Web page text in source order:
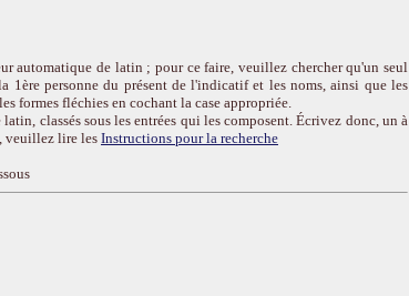
automatique de latin ; pour ce faire, veuillez chercher qu'un seul
1ère personne du présent de l'indicatif et les noms, ainsi que les
formes fléchies en cochant la case appropriée.
classés sous les entrées qui les composent. Écrivez donc, un à
veuillez lire lesInstructions pour la recherche